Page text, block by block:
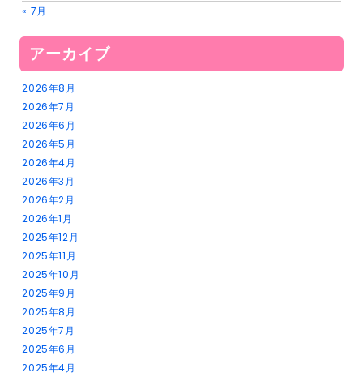
« 7月
アーカイブ
2026年8月
2026年7月
2026年6月
2026年5月
2026年4月
2026年3月
2026年2月
2026年1月
2025年12月
2025年11月
2025年10月
2025年9月
2025年8月
2025年7月
2025年6月
2025年4月